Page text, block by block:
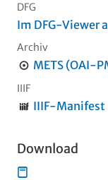
DFG
Im DFG-Viewer
Archiv
METS (OAI-
IIIF
IIIF-Manifest
Download